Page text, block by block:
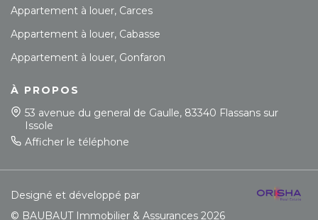
Appartement à louer, Carces
Appartement à louer, Cabasse
Appartement à louer, Gonfaron
À PROPOS
53 avenue du general de Gaulle, 83340 Flassans sur
Issole
Afficher le téléphone
Designé et développé par
© BAUBAUT Immobilier & Assurances 2026